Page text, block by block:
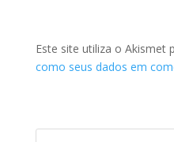
Este site utiliza o Akismet
como seus dados em